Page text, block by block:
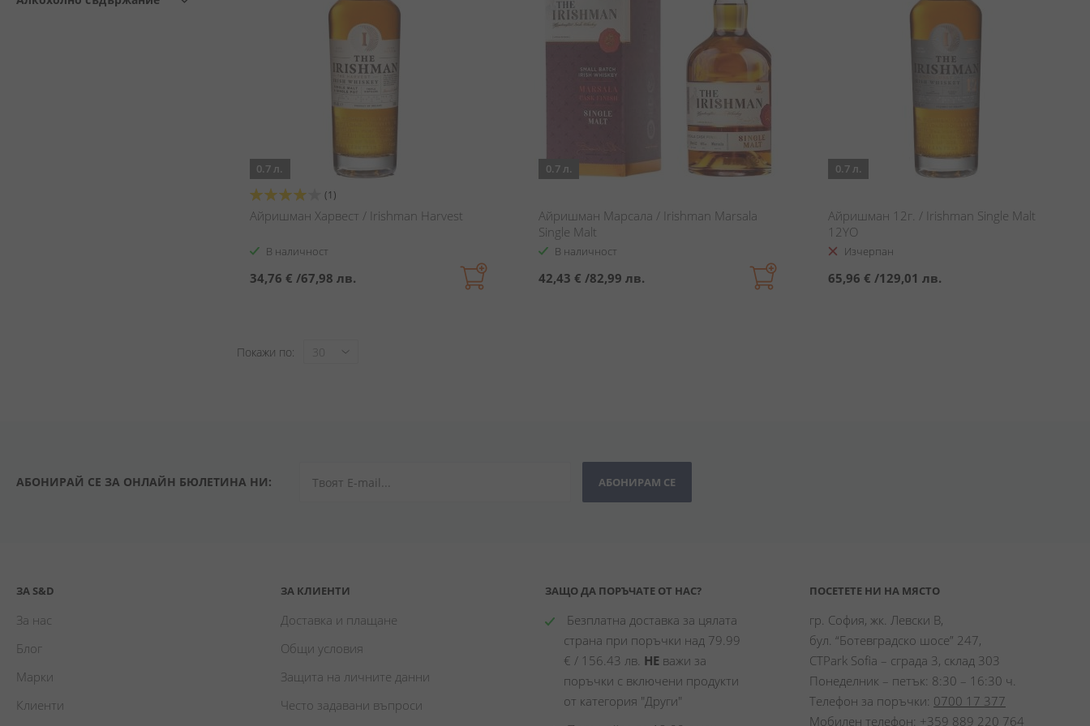
0.7 л.
Оценка:
80%
(1)
Айришман Харвест / Irishman Harvest
В наличност
34,76 € /67,98 лв.
0.7 л.
Айришман Марсала / Irishman Marsala
Single Malt
В наличност
42,43 € /82,99 лв.
0.7 л.
Айришман 12г. / Irishman Single Malt
12YO
Изчерпан
65,96 € /129,01 лв.
Покажи по
АБОНИРАЙ СЕ ЗА ОНЛАЙН БЮЛЕТИНА НИ: АБОНИРАМ СЕ
ЗА S&D
За нас
Блог
Марки
Клиенти
ЗА КЛИЕНТИ
Доставка и плащане
Общи условия
Защита на личните данни
Често задавани въпроси
ЗАЩО ДА ПОРЪЧАТЕ ОТ НАС?
Безплатна доставка за цялата
страна при поръчки над 79.99
€ / 156.43 лв. НЕ важи за
поръчки с включени продукти
от категория "Други"
ПОСЕТЕТЕ НИ НА МЯСТО
гр. София, жк. Левски В,
бул. “Ботевградско шосе” 247,
CTPark Sofia – сграда 3, склад 303
Понеделник – петък: 8:30 – 16:30 ч.
Телефон за поръчки: 0700 17 377
Мобилен телефон: +359 889 220 764